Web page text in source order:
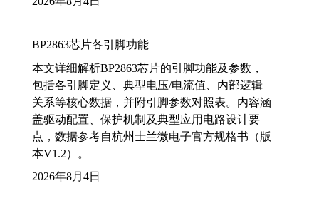
BP2863芯片各引脚功能
本文详细解析BP2863芯片的引脚功能及参数，
包括各引脚定义、典型电压/电流值、内部逻辑
关系等核心数据，并附引脚参数对照表。内容涵
盖驱动配置、保护机制及典型应用电路设计要
点，数据参考自杭州士兰微电子官方规格书（版
本V1.2）。
2026年8月4日